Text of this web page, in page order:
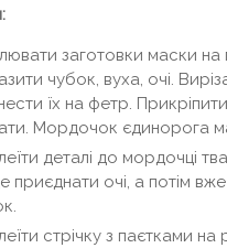
заготовки маски на
чубок, вуха, очі.
їх на фетр.
Мордочок єдинорога
деталі до мордочці
приєднати очі, а потім
стрічку з паєтками на